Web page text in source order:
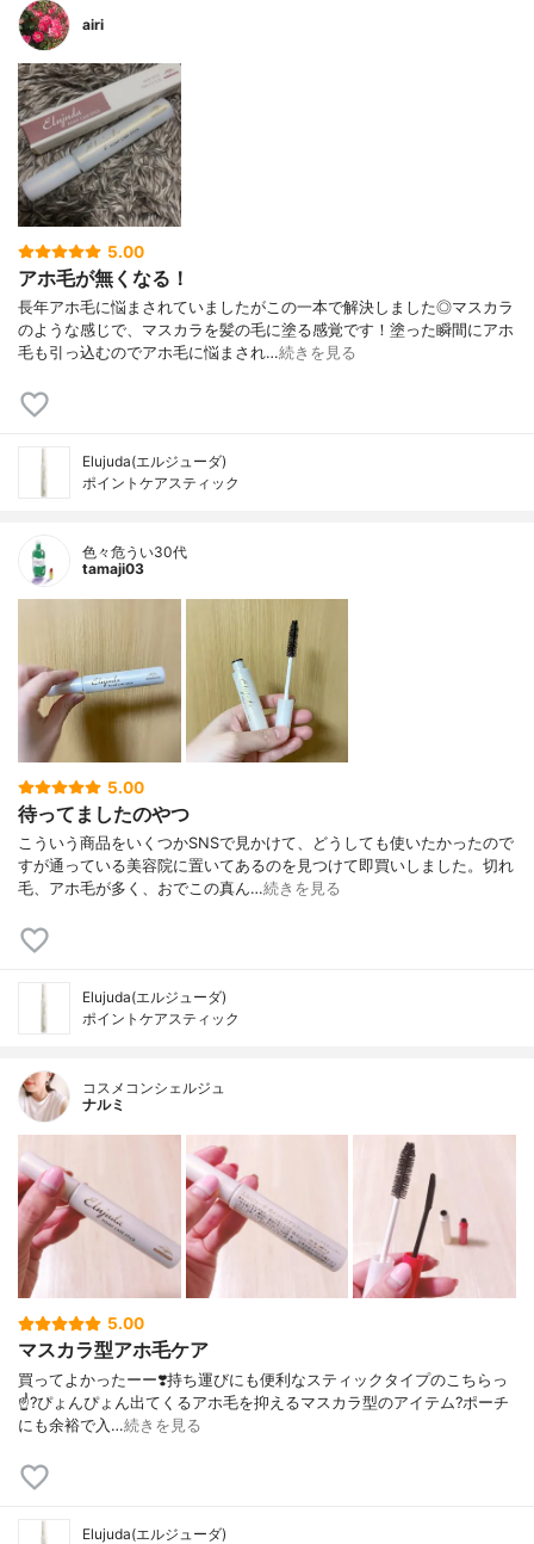
airi
5.00
アホ毛が無くなる！
長年アホ毛に悩まされていましたがこの一本で解決しました◎マスカラ
のような感じで、マスカラを髪の毛に塗る感覚です！塗った瞬間にアホ
毛も引っ込むのでアホ毛に悩まされ…続きを見る
Elujuda(エルジューダ)
ポイントケアスティック
色々危うい30代
tamaji03
5.00
待ってましたのやつ
こういう商品をいくつかSNSで見かけて、どうしても使いたかったので
すが通っている美容院に置いてあるのを見つけて即買いしました。切れ
毛、アホ毛が多く、おでこの真ん…続きを見る
Elujuda(エルジューダ)
ポイントケアスティック
コスメコンシェルジュ
ナルミ
5.00
マスカラ型アホ毛ケア
買ってよかったーー❣️ 持ち運びにも便利なスティックタイプの こちらっ
☝️? ぴょんぴょん出てくる アホ毛を抑えるマスカラ型のアイテム? ポーチ
にも余裕で入…続きを見る
Elujuda(エルジューダ)